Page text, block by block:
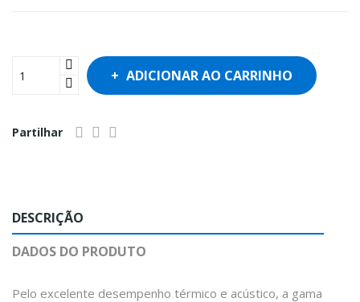
ADICIONAR AO CARRINHO
Partilhar
DESCRIÇÃO
DADOS DO PRODUTO
Pelo excelente desempenho térmico e acústico, a gama